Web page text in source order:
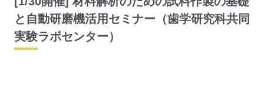
と⾃動研磨機活⽤セミナー（歯学研究科共同
実験ラボセンター）